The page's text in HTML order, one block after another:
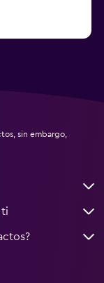
sin embargo,
ti